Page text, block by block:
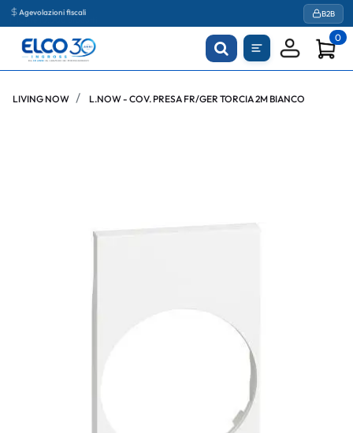
Agevolazioni fiscali B2B
0
LIVING NOW L.NOW - COV. PRESA FR/GER TORCIA 2M BIANCO